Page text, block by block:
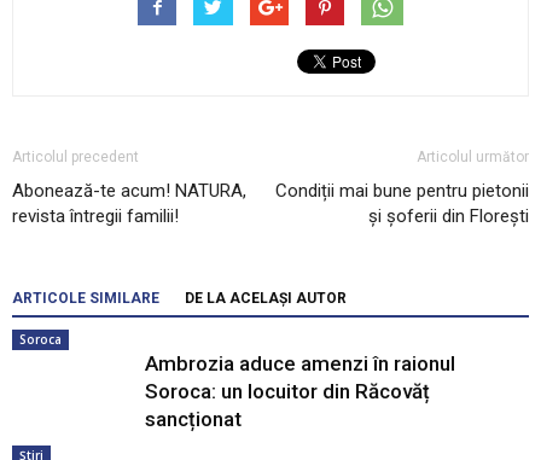
Articolul precedent
Abonează-te acum! NATURA,
revista întregii familii!
Articolul următor
Condiții mai bune pentru pietonii
și șoferii din Florești
ARTICOLE SIMILARE DE LA ACELAȘI AUTOR
Soroca
Ambrozia aduce amenzi în raionul
Soroca: un locuitor din Răcovăț
sancționat
Știri